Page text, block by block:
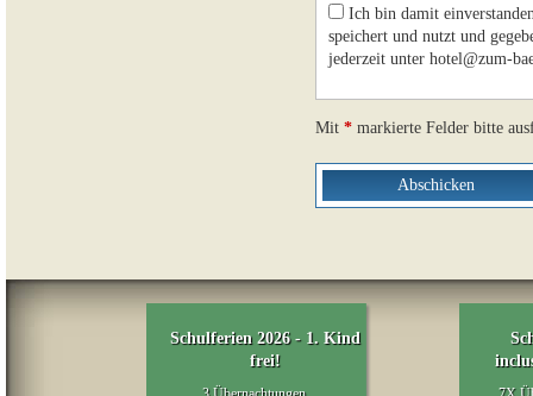
Ich bin damit
speichert und nutzt und
jederzeit unter hotel@zum-
Mit * markierte Felder bitte
Schulferien 2026 - 1. Kind
frei!